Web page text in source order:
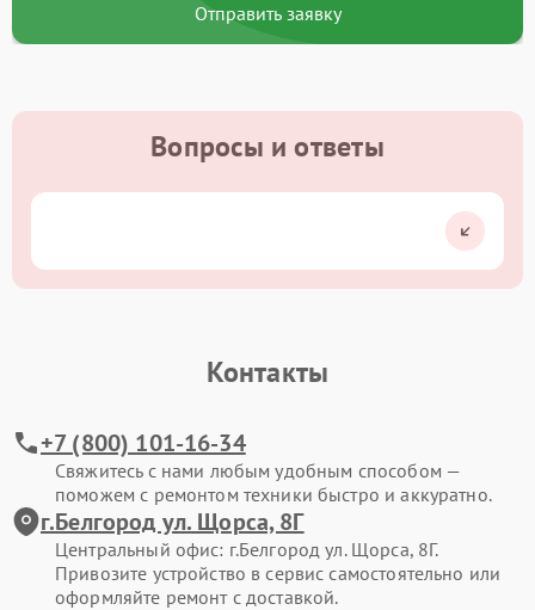
Отправить заявку
Вопросы и ответы
Контакты
+7 (800) 101-16-34
Свяжитесь с нами любым удобным способом —
поможем с ремонтом техники быстро и аккуратно.
г.Белгород ул. Щорса, 8Г
Центральный офис: г.Белгород ул. Щорса, 8Г.
Привозите устройство в сервис самостоятельно или
оформляйте ремонт с доставкой.